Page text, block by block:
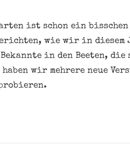
ist schon ein
wie wir in
in den Beeten,
wir mehrere neue